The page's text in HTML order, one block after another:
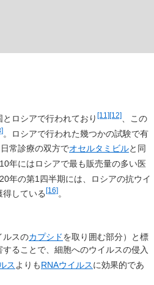
ロシアで行われており [11][12]
、この
。ロシアで行われた幾つかの試験で有
日常診療の双方でオセルタミビルと同
年にはロシアで最も販売量の多い医
年の第1四半期には、ロシアの抗ウイ
得している [16] 。
ルスのカプシドを取り囲む部分）と標
ることで、細胞へのウイルスの侵入
ス よりもRNAウイルスに効果的であ